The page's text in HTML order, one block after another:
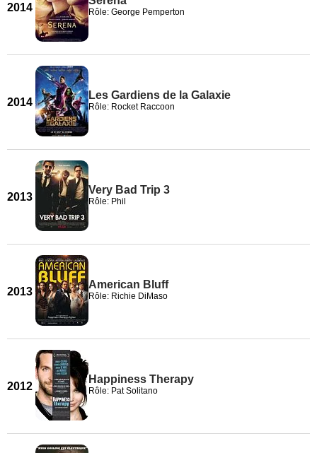
2014 Rôle: George Pemperton
2014
Les Gardiens de la Galaxie
Rôle: Rocket Raccoon
2013
Very Bad Trip 3
Rôle: Phil
2013
American Bluff
Rôle: Richie DiMaso
2012
Happiness Therapy
Rôle: Pat Solitano